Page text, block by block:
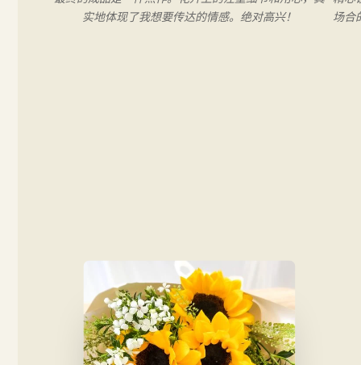
实地体现了我想要传达的情感。绝对高兴！
场合